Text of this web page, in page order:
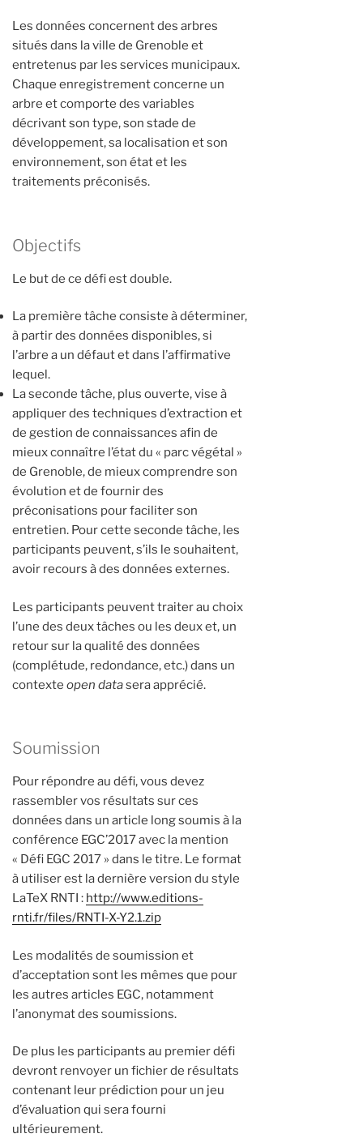
Les données concernent des arbres
situés dans la ville de Grenoble et
entretenus par les services municipaux.
Chaque enregistrement concerne un
arbre et comporte des variables
décrivant son type, son stade de
développement, sa localisation et son
environnement, son état et les
traitements préconisés.
Objectifs
Le but de ce défi est double.
La première tâche consiste à déterminer,
à partir des données disponibles, si
l’arbre a un défaut et dans l’affirmative
lequel.
La seconde tâche, plus ouverte, vise à
appliquer des techniques d’extraction et
de gestion de connaissances afin de
mieux connaître l’état du « parc végétal »
de Grenoble, de mieux comprendre son
évolution et de fournir des
préconisations pour faciliter son
entretien. Pour cette seconde tâche, les
participants peuvent, s’ils le souhaitent,
avoir recours à des données externes.
Les participants peuvent traiter au choix
l’une des deux tâches ou les deux et, un
retour sur la qualité des données
(complétude, redondance, etc.) dans un
contexte open datasera apprécié.
Soumission
Pour répondre au défi, vous devez
rassembler vos résultats sur ces
données dans un article long soumis à la
conférence EGC’2017 avec la mention
« Défi EGC 2017 » dans le titre. Le format
à utiliser est la dernière version du style
LaTeX RNTI : http://www.editions-
rnti.fr/files/RNTI-X-Y2.1.zip
Les modalités de soumission et
d’acceptation sont les mêmes que pour
les autres articles EGC, notamment
l’anonymat des soumissions.
De plus les participants au premier défi
devront renvoyer un fichier de résultats
contenant leur prédiction pour un jeu
d’évaluation qui sera fourni
ultérieurement.